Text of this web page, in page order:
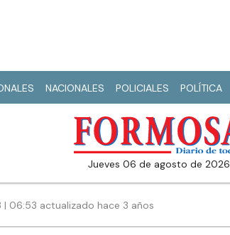
NACIONALES POLICIALES POLÍTICA
jueves 06 de agosto de 2026
| 06:53 actualizado hace 3 años